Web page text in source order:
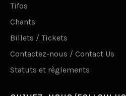
Tifos
Chants
Billets / Tickets
Contactez-nous / Contact Us
Statuts et règlements